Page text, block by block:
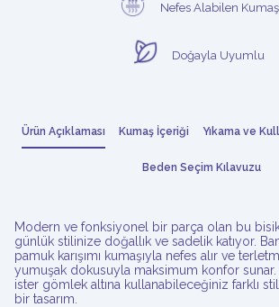
Nefes Alabilen Kumaş
Doğayla Uyumlu
Ürün Açıklaması Kumaş İçeriği Yıkama ve
Beden Seçim Kılavuzu
Modern ve fonksiyonel bir parça olan bu
günlük stilinize doğallık ve sadelik katıyor.
pamuk karışımı kumaşıyla nefes alır ve
yumuşak dokusuyla maksimum konfor sunar.
ister gömlek altına kullanabileceğiniz farklı
bir tasarım.